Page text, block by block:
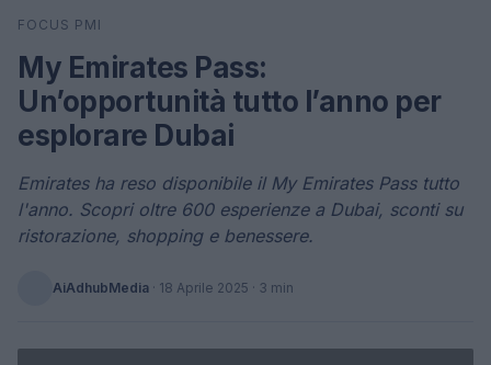
Cerca
FOCUS PMI
My Emirates Pass:
Un’opportunità tutto l’anno per
esplorare Dubai
Emirates ha reso disponibile il My Emirates Pass tutto
l'anno. Scopri oltre 600 esperienze a Dubai, sconti su
ristorazione, shopping e benessere.
AiAdhubMedia · 18 Aprile 2025 · 3 min